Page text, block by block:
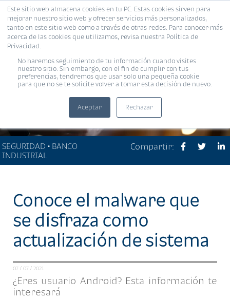
Este sitio web almacena cookies en tu PC. Estas cookies sirven para
mejorar nuestro sitio web y ofrecer servicios más personalizados,
tanto en este sitio web como a través de otras redes. Para conocer más
acerca de las cookies que utilizamos, revisa nuestra Política de
Privacidad.
No haremos seguimiento de tu información cuando visites
nuestro sitio. Sin embargo, con el fin de cumplir con tus
preferencias, tendremos que usar solo una pequeña cookie
para que no se te solicite volver a tomar esta decisión de nuevo.
Aceptar Rechazar
MENÚ
SEGURIDAD • BANCO
INDUSTRIAL
Compartir:
Conoce el malware que
se disfraza como
actualización de sistema
07 / 07 / 2021
¿Eres usuario Android? Esta información te
interesará